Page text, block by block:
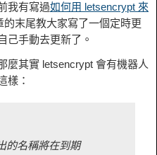
我有寫過如何用 letsencrypt 來
的末尾教大家寫了一個定時更
己手動去更新了。
麼其實 letsencrypt 會有機器人
樣：
的名稱將在到期